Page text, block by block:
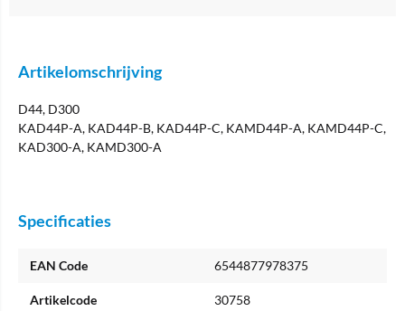
Artikelomschrijving
D44, D300
KAD44P-A, KAD44P-B, KAD44P-C, KAMD44P-A, KAMD44P-C,
KAD300-A, KAMD300-A
Specificaties
EAN Code 6544877978375
Artikelcode 30758